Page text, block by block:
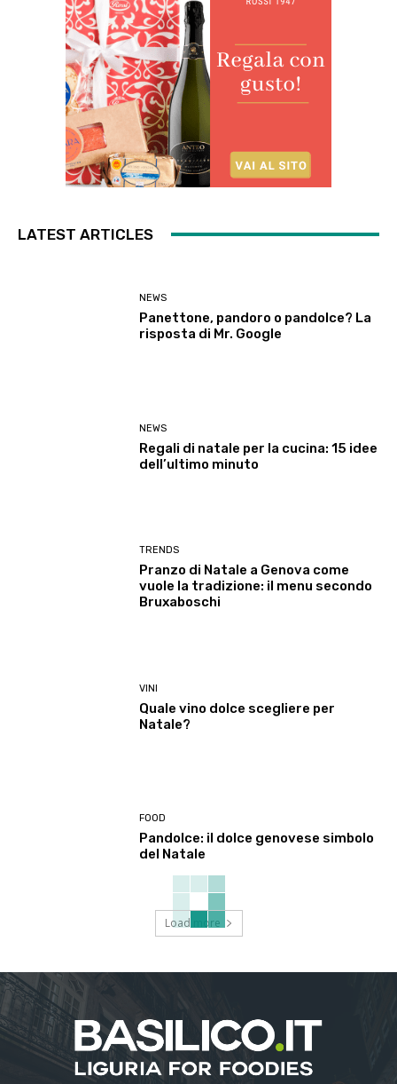
LATEST ARTICLES
NEWS
Panettone, pandoro o pandolce? La
risposta di Mr. Google
NEWS
Regali di natale per la cucina: 15 idee
dell’ultimo minuto
TRENDS
Pranzo di Natale a Genova come
vuole la tradizione: il menu secondo
Bruxaboschi
VINI
Quale vino dolce scegliere per
Natale?
FOOD
Pandolce: il dolce genovese simbolo
del Natale
Load more